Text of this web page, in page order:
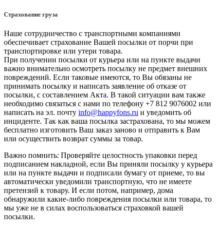
Страхование груза
Наше сотрудничество с транспортными компаниями
обеспечивает страхование Вашей посылки от порчи при
транспортировке или утери товара.
При получении посылки от курьера или на пункте выдачи
важно внимательно осмотреть посылку не предмет внешних
повреждений. Если таковые имеются, то Вы обязаны не
принимать посылку и написать заявление об отказе от
посылки, с составлением Акта. В такой ситуации вам также
необходимо связаться с нами по телефону +7 812 9076002 или
написать на эл. почту info@happyfons.ru и уведомить об
инциденте. Так как ваша посылка застрахована, то мы можем
бесплатно изготовить Ваш заказ заново и отправить к Вам
или осуществить возврат суммы за товар.
Важно помнить: Проверяйте целостность упаковки перед
подписанием накладной, если Вы приняли посылку у курьера
или на пункте выдачи и подписали бумагу от приеме, то вы
автоматически уведомили транспортную, что не имеете
претензий к товару. И если потом, например, дома
обнаружили какие-либо повреждения посылки или товара, то
мы уже не в силах воспользоваться страховкой вашей
посылки.